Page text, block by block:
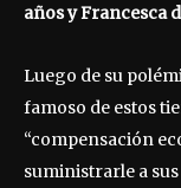
años y Francesca
Luego de su
famoso de estos
“compensación
suministrarle a